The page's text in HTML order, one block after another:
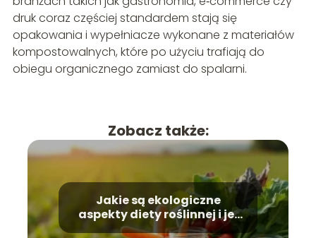
druk coraz częściej standardem stają się
opakowania i wypełniacze wykonane z materiałów
kompostowalnych, które po użyciu trafiają do
obiegu organicznego zamiast do spalarni.
Zobacz także:
Jakie są ekologiczne
aspekty diety roślinnej i jej
wpływ na klimat?